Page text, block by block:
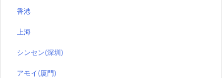
香港
上海
シンセン(深圳)
アモイ(厦門)